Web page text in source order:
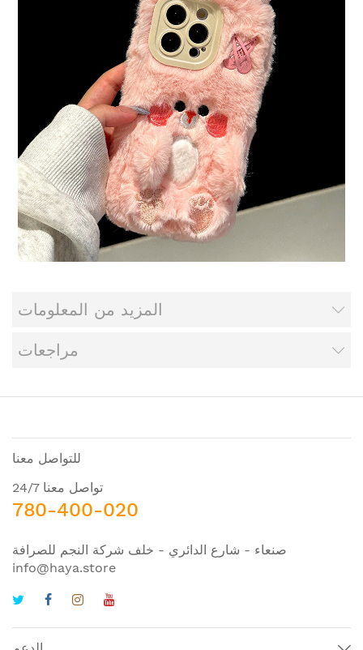
المزيد من المعلومات
مراجعات
للتواصل معنا
تواصل معنا 24/7
780-400-020
صنعاء - شارع الدائري - خلف شركة النجم للصرافة
info@haya.store